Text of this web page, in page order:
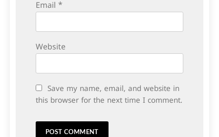
Email *
Website
Save my name, email, and website in
this browser for the next time I comment.